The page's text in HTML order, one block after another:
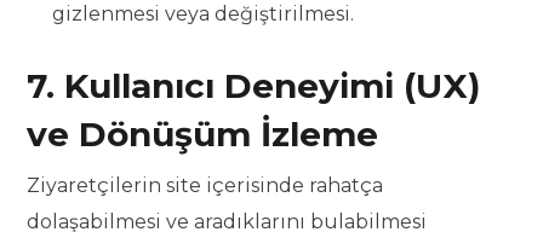
gizlenmesi veya değiştirilmesi.
7. Kullanıcı Deneyimi (UX)
ve Dönüşüm İzleme
Ziyaretçilerin site içerisinde rahatça
dolaşabilmesi ve aradıklarını bulabilmesi